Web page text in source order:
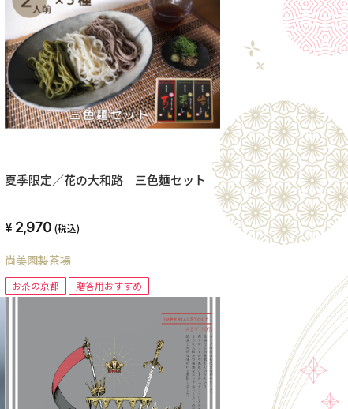
夏季限定／花の大和路 三色麺セット
2,970 (税込)
尚美園製茶場
お茶の京都 贈答用おすすめ